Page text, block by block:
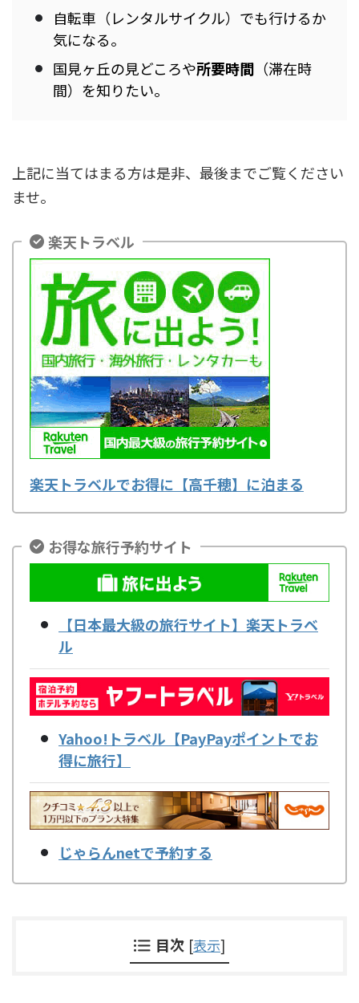
自転車（レンタルサイクル）でも行けるか
気になる。
国見ヶ丘の見どころや所要時間 （滞在時
間）を知りたい。
上記に当てはまる方は是非、最後までご覧ください
ませ。
楽天トラベル
楽天トラベルでお得に【高千穂】に泊まる
お得な旅行予約サイト
【日本最大級の旅行サイト】楽天トラベ
ル
Yahoo!トラベル【PayPayポイントでお
得に旅行】
じゃらんnetで予約する
目次 [表示]